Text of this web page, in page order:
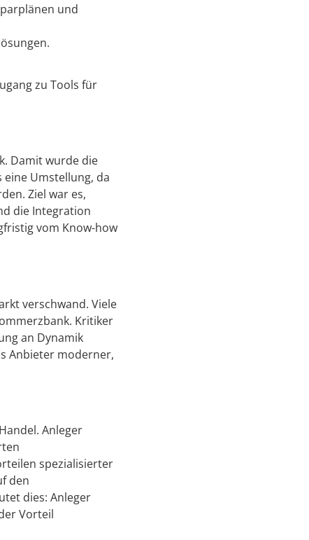
und
zu Tools für
Damit wurde die
Umstellung, da
Ziel war es,
die Integration
vom Know-how
verschwand. Viele
Kritiker
an Dynamik
Anbieter moderner,
Anleger
spezialisierter
den
dies: Anleger
Vorteil